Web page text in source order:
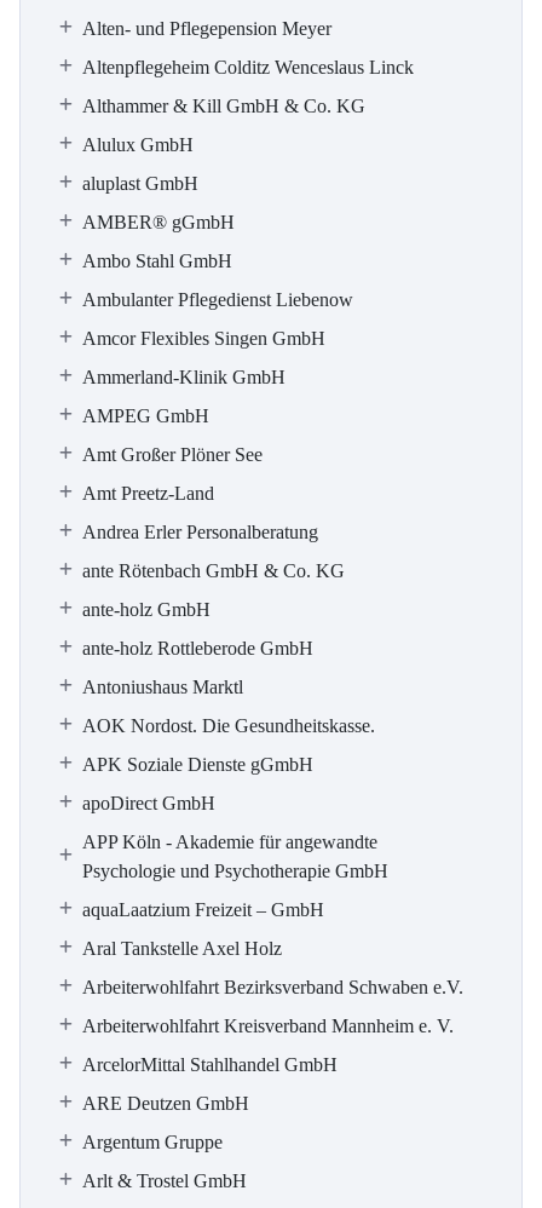
Alten- und Pflegepension Meyer
Altenpflegeheim Colditz Wenceslaus Linck
Althammer & Kill GmbH & Co. KG
Alulux GmbH
aluplast GmbH
AMBER® gGmbH
Ambo Stahl GmbH
Ambulanter Pflegedienst Liebenow
Amcor Flexibles Singen GmbH
Ammerland-Klinik GmbH
AMPEG GmbH
Amt Großer Plöner See
Amt Preetz-Land
Andrea Erler Personalberatung
ante Rötenbach GmbH & Co. KG
ante-holz GmbH
ante-holz Rottleberode GmbH
Antoniushaus Marktl
AOK Nordost. Die Gesundheitskasse.
APK Soziale Dienste gGmbH
apoDirect GmbH
APP Köln - Akademie für angewandte
Psychologie und Psychotherapie GmbH
aquaLaatzium Freizeit – GmbH
Aral Tankstelle Axel Holz
Arbeiterwohlfahrt Bezirksverband Schwaben e.V.
Arbeiterwohlfahrt Kreisverband Mannheim e. V.
ArcelorMittal Stahlhandel GmbH
ARE Deutzen GmbH
Argentum Gruppe
Arlt & Trostel GmbH